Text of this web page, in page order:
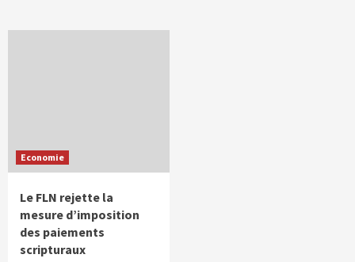
Economie
Le FLN rejette la
mesure d’imposition
des paiements
scripturaux